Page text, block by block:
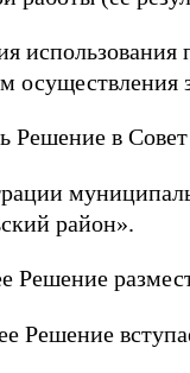
осуществления
Решение в
район».
Решение
Решение